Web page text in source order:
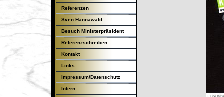
Referenzen
Sven Hannawald
Besuch Ministerpräsident
Günther H.Oettinger
Referenzschreiben
Kontakt
Links
Impressum/Datenschutz
Intern